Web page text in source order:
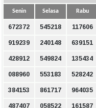
Senin Selasa Rabu
672372 545218 117606
919239 240148 639151
428912 549824 135434
088960 553183 528242
384153 861717 964035
487407 058522 161587